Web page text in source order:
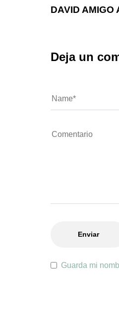
DAVID AMIGO
Deja un
Guarda mi